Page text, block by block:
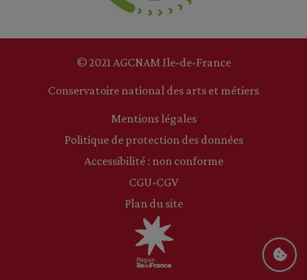
© 2021 AGCNAM Ile-de-France
Conservatoire national des arts et métiers
Mentions légales
Politique de protection des données
Accessibilité : non conforme
CGU-CGV
Plan du site